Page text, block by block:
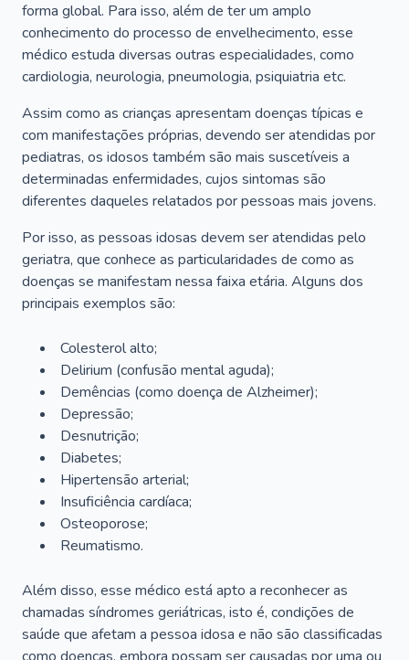
forma global. Para isso, além de ter um amplo
conhecimento do processo de envelhecimento, esse
médico estuda diversas outras especialidades, como
cardiologia, neurologia, pneumologia, psiquiatria etc.
Assim como as crianças apresentam doenças típicas e
com manifestações próprias, devendo ser atendidas por
pediatras, os idosos também são mais suscetíveis a
determinadas enfermidades, cujos sintomas são
diferentes daqueles relatados por pessoas mais jovens.
Por isso, as pessoas idosas devem ser atendidas pelo
geriatra, que conhece as particularidades de como as
doenças se manifestam nessa faixa etária. Alguns dos
principais exemplos são:
Colesterol alto;
Delirium (confusão mental aguda);
Demências (como doença de Alzheimer);
Depressão;
Desnutrição;
Diabetes;
Hipertensão arterial;
Insuficiência cardíaca;
Osteoporose;
Reumatismo.
Além disso, esse médico está apto a reconhecer as
chamadas síndromes geriátricas, isto é, condições de
saúde que afetam a pessoa idosa e não são classificadas